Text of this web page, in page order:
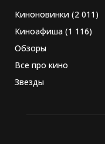
Киноновинки (2 011)
Киноафиша (1 116)
Обзоры
Все про кино
Звезды